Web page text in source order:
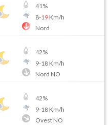
41%
8-19Km/h
Nord
42%
9-18Km/h
Nord NO
42%
9-18Km/h
Ovest NO